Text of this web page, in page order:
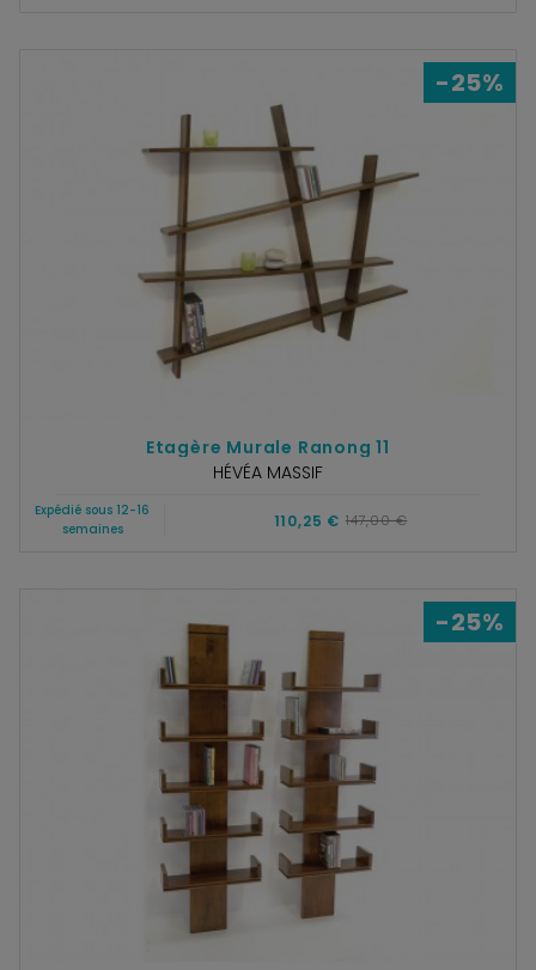
-25%
Etagère Murale Ranong 11
HÉVÉA MASSIF
Expédié sous 12-16
semaines
110,25 € 147,00 €
-25%